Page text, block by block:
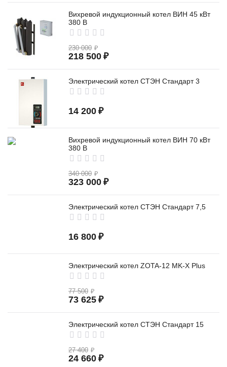
Вихревой индукционный котел ВИН 45 кВт
380 В
230 000 ₽
218 500 ₽
Электрический котел СТЭН Стандарт 3
14 200 ₽
Вихревой индукционный котел ВИН 70 кВт
380 В
340 000 ₽
323 000 ₽
Электрический котел СТЭН Стандарт 7,5
16 800 ₽
Электрический котел ZOTA-12 MK-X Plus
77 500 ₽
73 625 ₽
Электрический котел СТЭН Стандарт 15
27 400 ₽
24 660 ₽